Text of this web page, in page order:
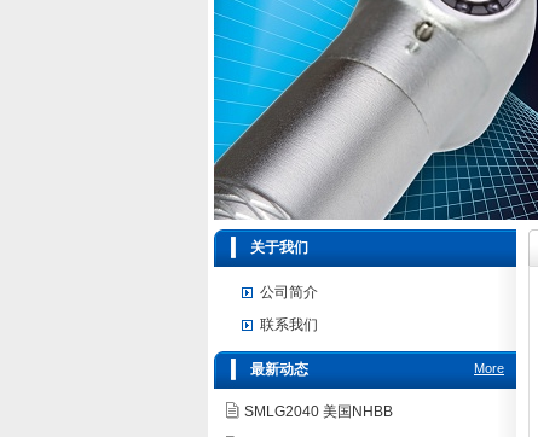
关于我们
公司简介
联系我们
More
最新动态
SMLG2040 美国NHBB